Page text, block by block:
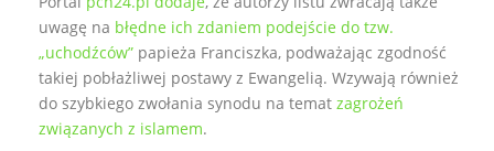
uwagę na błędne ich zdaniem podejście do tzw.
„uchodźców” papieża Franciszka, podważając zgodność
takiej pobłażliwej postawy z Ewangelią. Wzywają również
do szybkiego zwołania synodu na temat zagrożeń
związanych z islamem.